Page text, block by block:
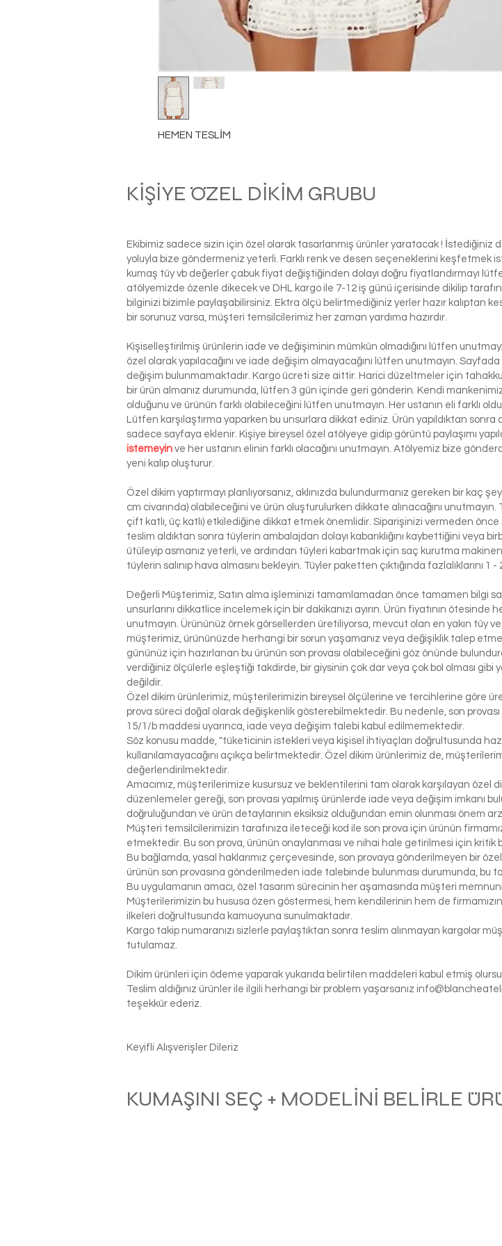
HEMEN TESLİM
KİŞİYE ÖZEL DİKİM GRUBU
Ekibimiz sadece sizin için özel olarak tasarlanmış ürünler yaratacak !
yoluyla bize göndermeniz yeterli. Farklı renk ve desen seçeneklerini keşfetmek
kumaş tüy vb değerler çabuk fiyat değiştiğinden dolayı doğru fiyatlandırmayı
atölyemizde özenle dikecek ve DHL kargo ile 7-12 iş günü içerisinde dikilip
bilginizi bizimle paylaşabilirsiniz. Ektra ölçü belirtmediğiniz yerler hazır kalıptan
bir sorunuz varsa, müşteri temsilcilerimiz her zaman yardıma hazırdır.
Kişiselleştirilmiş ürünlerin iade ve değişiminin mümkün olmadığını lütfen
özel olarak yapılacağını ve iade değişim olmayacağını lütfen unutmayın.
değişim bulunmamaktadır. Kargo ücreti size aittir. Harici düzeltmeler için
bir ürün almanız durumunda, lütfen 3 gün içinde geri gönderin. Kendi
olduğunu ve ürünün farklı olabileceğini lütfen unutmayın. Her ustanın eli farklı
Lütfen karşılaştırma yaparken bu unsurlara dikkat ediniz. Ürün yapıldıktan
sadece sayfaya eklenir. Kişiye bireysel özel atölyeye gidip görüntü paylaşımı
istemeyin ve her ustanın elinin farklı olacağını unutmayın. Atölyemiz bize
yeni kalıp oluşturur.
Özel dikim yaptırmayı planlıyorsanız, aklınızda bulundurmanız gereken bir kaç
cm civarında) olabileceğini ve ürün oluşturulurken dikkate alınacağını
çift katlı, üç katlı) etkilediğine dikkat etmek önemlidir. Siparişinizi vermeden
teslim aldıktan sonra tüylerin ambalajdan dolayı kabarıklığını kaybettiğini veya
ütüleyip asmanız yeterli, ve ardından tüyleri kabartmak için saç kurutma
tüylerin salınıp hava almasını bekleyin. Tüyler paketten çıktığında fazlalıklarını
Değerli Müşterimiz, Satın alma işleminizi tamamlamadan önce tamamen bilgi
unsurlarını dikkatlice incelemek için bir dakikanızı ayırın. Ürün fiyatının
unutmayın. Ürününüz örnek görsellerden üretiliyorsa, mevcut olan en yakın tüy
müşterimiz, ürününüzde herhangi bir sorun yaşamanız veya değişiklik talep
gününüz için hazırlanan bu ürünün son provası olabileceğini göz önünde
verdiğiniz ölçülerle eşleştiği takdirde, bir giysinin çok dar veya çok bol olması gibi
değildir.
Özel dikim ürünlerimiz, müşterilerimizin bireysel ölçülerine ve tercihlerine göre
prova süreci doğal olarak değişkenlik gösterebilmektedir. Bu nedenle, son
15/1/b maddesi uyarınca, iade veya değişim talebi kabul edilmemektedir.
Söz konusu madde, "tüketicinin istekleri veya kişisel ihtiyaçları doğrultusunda
kullanılamayacağını açıkça belirtmektedir. Özel dikim ürünlerimiz de,
değerlendirilmektedir.
Amacımız, müşterilerimize kusursuz ve beklentilerini tam olarak karşılayan özel
düzenlemeler gereği, son provası yapılmış ürünlerde iade veya değişim imkanı
doğruluğundan ve ürün detaylarının eksiksiz olduğundan emin olunması önem
Müşteri temsilcilerimizin tarafınıza ileteceği kod ile son prova için ürünün
etmektedir. Bu son prova, ürünün onaylanması ve nihai hale getirilmesi için kritik
Bu bağlamda, yasal haklarımız çerçevesinde, son provaya gönderilmeyen bir
ürünün son provasına gönderilmeden iade talebinde bulunması durumunda, bu
Bu uygulamanın amacı, özel tasarım sürecinin her aşamasında müşteri
Müşterilerimizin bu hususa özen göstermesi, hem kendilerinin hem de
ilkeleri doğrultusunda kamuoyuna sunulmaktadır.
Kargo takip numaranızı sizlerle paylaştıktan sonra teslim alınmayan kargolar
tutulamaz.
Dikim ürünleri için ödeme yaparak yukarıda belirtilen maddeleri kabul etmiş
Teslim aldığınız ürünler ile ilgili herhangi bir problem yaşarsanız
teşekkür ederiz.
Keyifli Alışverişler Dileriz
KUMAŞINI SEÇ + MODELİNİ BELİRLE